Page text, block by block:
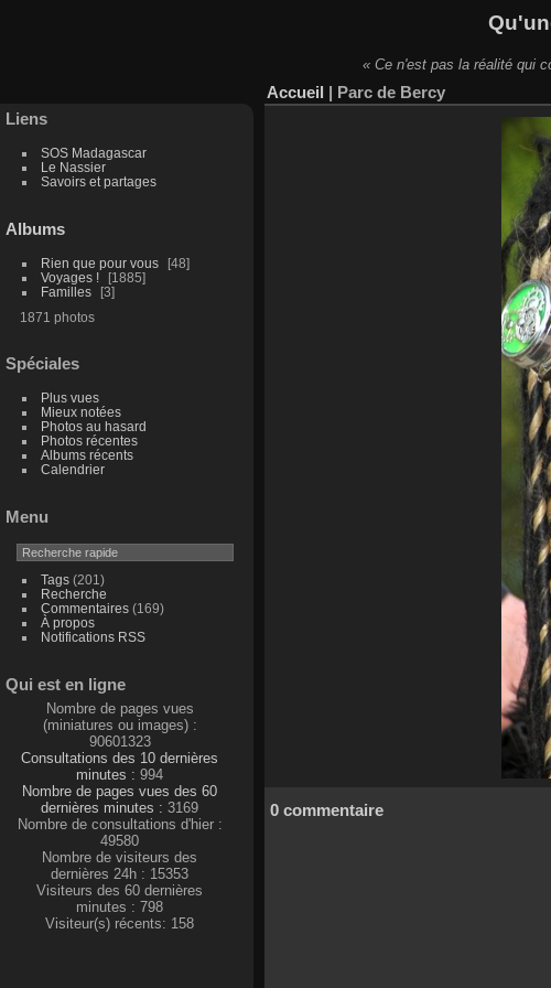
« Ce n'est pas la réalité qui
Liens
SOS Madagascar
Le Nassier
Savoirs et partages
Albums
Rien que pour vous
48
Voyages !
1885
Familles
3
1871 photos
Spéciales
Plus vues
Mieux notées
Photos au hasard
Photos récentes
Albums récents
Calendrier
Menu
Tags(201)
Recherche
Commentaires(169)
À propos
Notifications RSS
Qui est en ligne
Nombre de pages vues
(miniatures ou images) :
90601323
Consultations des 10 dernières
minutes :994
Nombre de pages vues des 60
dernières minutes :3169
Nombre de consultations d'hier :
49580
Nombre de visiteurs des
dernières 24h : 15353
Visiteurs des 60 dernières
minutes : 798
Visiteur(s) récents: 158
Accueil | Parc de Bercy
0 commentaire